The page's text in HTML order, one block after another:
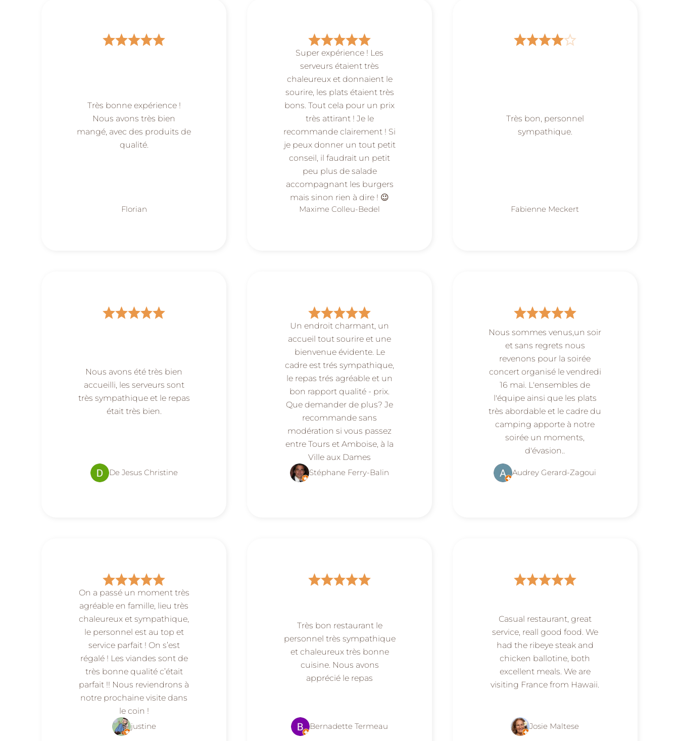
Très bonne expérience !
Nous avons très bien
mangé, avec des produits de
qualité.
Florian
Super expérience ! Les
serveurs étaient très
chaleureux et donnaient le
sourire, les plats étaient très
bons. Tout cela pour un prix
très attirant ! Je le
recommande clairement ! Si
je peux donner un tout petit
conseil, il faudrait un petit
peu plus de salade
accompagnant les burgers
mais sinon rien à dire ! 😉
Maxime Colleu-Bedel
Très bon, personnel
sympathique.
Fabienne Meckert
Nous avons été très bien
accueilli, les serveurs sont
très sympathique et le repas
était très bien.
De Jesus Christine
Un endroit charmant, un
accueil tout sourire et une
bienvenue évidente. Le
cadre est trés sympathique,
le repas trés agréable et un
bon rapport qualité - prix.
Que demander de plus? Je
recommande sans
modération si vous passez
entre Tours et Amboise, à la
Ville aux Dames
Stéphane Ferry-Balin
Nous sommes venus,un soir
et sans regrets nous
revenons pour la soirée
concert organisé le vendredi
16 mai. L'ensembles de
l'équipe ainsi que les plats
très abordable et le cadre du
camping apporte à notre
soirée un moments,
d'évasion..
Audrey Gerard-Zagoui
On a passé un moment très
agréable en famille, lieu très
chaleureux et sympathique,
le personnel est au top et
service parfait ! On s’est
régalé ! Les viandes sont de
très bonne qualité c’était
parfait !! Nous reviendrons à
notre prochaine visite dans
le coin !
justine
Très bon restaurant le
personnel très sympathique
et chaleureux très bonne
cuisine. Nous avons
apprécié le repas
Bernadette Termeau
Casual restaurant, great
service, reall good food. We
had the ribeye steak and
chicken ballotine, both
excellent meals. We are
visiting France from Hawaii.
Josie Maltese